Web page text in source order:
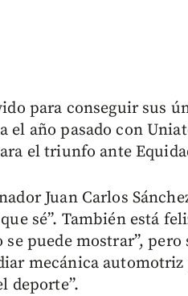
para conseguir sus
el año pasado con
el triunfo ante
Juan Carlos
sé”. También está
puede mostrar”,
mecánica
deporte”.